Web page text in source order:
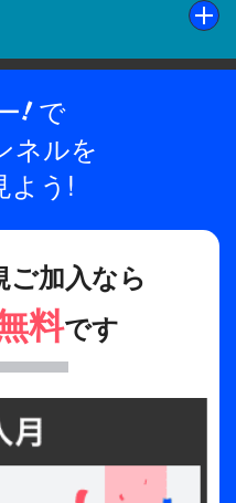
原ピストル、一青窈、
!で
ネルを
よう!
ご加入なら
料です